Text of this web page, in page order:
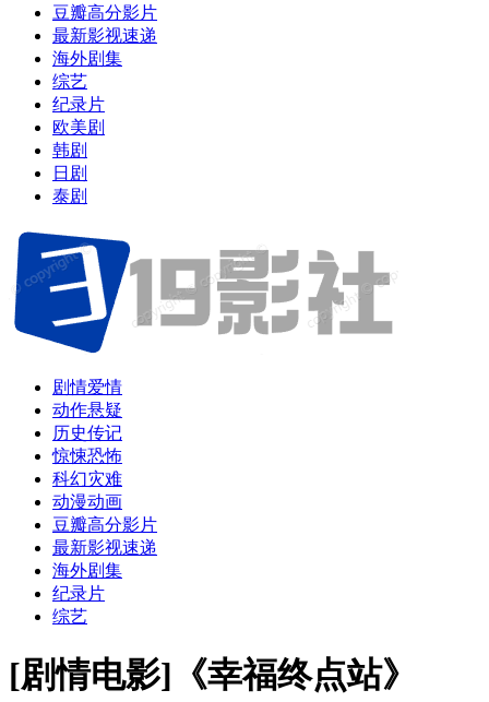
豆瓣高分影片
最新影视速递
海外剧集
综艺
纪录片
欧美剧
韩剧
日剧
泰剧
剧情爱情
动作悬疑
历史传记
惊悚恐怖
科幻灾难
动漫动画
豆瓣高分影片
最新影视速递
海外剧集
纪录片
综艺
[剧情电影]《幸福终点站》